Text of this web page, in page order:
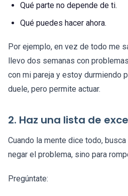
Qué parte no depende de ti.
Qué puedes hacer ahora.
Por ejemplo, en vez de todo me
llevo dos semanas con
con mi pareja y estoy durmiendo
duele, pero permite actuar.
2. Haz una lista de
Cuando la mente dice todo,
negar el problema, sino para
Pregúntate: